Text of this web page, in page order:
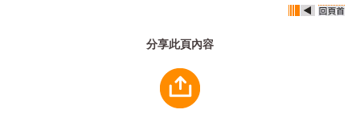
分享此頁內容